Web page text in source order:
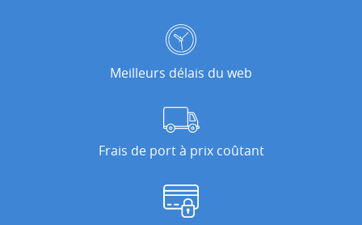
Meilleurs délais du web
Frais de port à prix coûtant